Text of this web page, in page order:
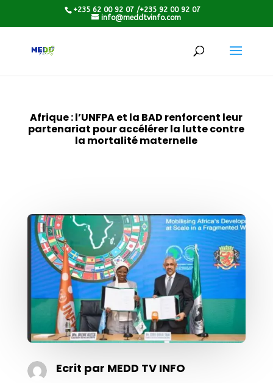
+235 62 00 92 07 /+235 92 00 92 07
info@meddtvinfo.com
Afrique : l’UNFPA et la BAD renforcent leur
partenariat pour accélérer la lutte contre
la mortalité maternelle
Ecrit par MEDD TV INFO